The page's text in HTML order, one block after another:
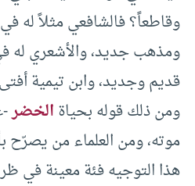
وقاطعاً؟ فالشافعي مثلاً له
ومذهب جديد، والأشعري له
قديم وجديد، وابن تيمية
ومن ذلك قوله بحياةالخضر-
موته، ومن العلماء من يصرّح
هذا التوجيه فئة معينة في